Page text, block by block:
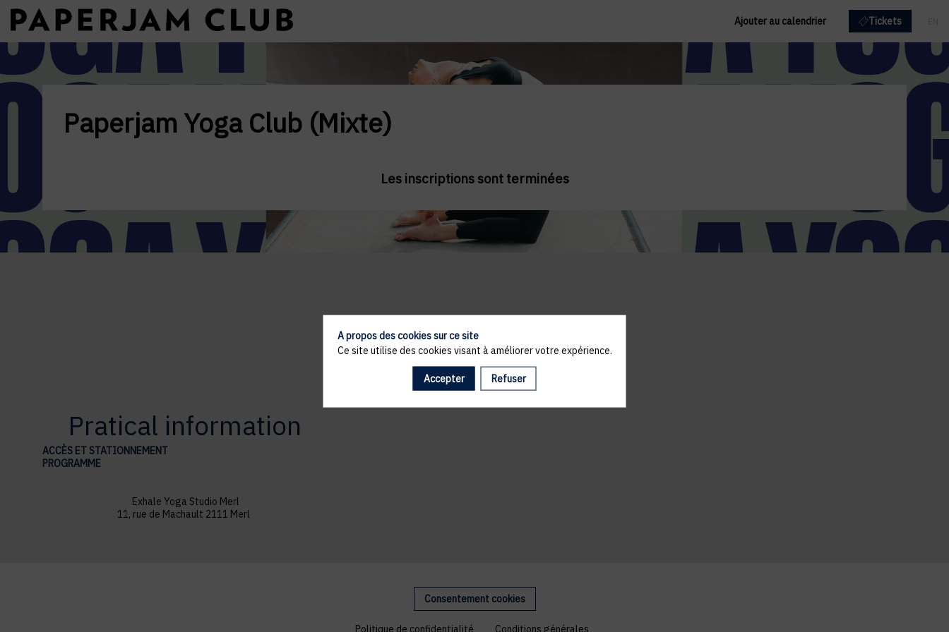
Ajouter au calendrier Tickets
Paperjam Yoga Club (Mixte)
Les inscriptions sont terminées
Pratical information
ACCÈS ET STATIONNEMENT
PROGRAMME
Exhale Yoga Studio Merl
11, rue de Machault 2111 Merl
Consentement cookies
Politique de confidentialité Conditions générales
A propos des cookies sur ce site
Ce site utilise des cookies visant à améliorer votre expérience.
Accepter Refuser